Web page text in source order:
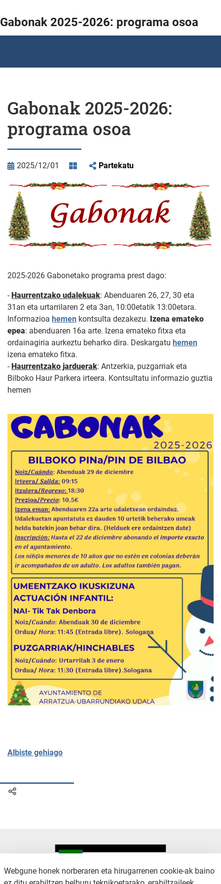
Gabonak 2025-2026: programa osoa
Gabonak 2025-2026:
programa osoa
2025/12/01 Partekatu
2025-2026 Gabonetako programa prest dago:
- Haurrentzako udalekuak: Abenduaren 26, 27, 30 eta
31an eta urtarrilaren 2 eta 3an, 10:00etatik 13:00etara.
Informazioa hemen kontsulta dezakezu. Izena emateko
epea: abenduaren 16a arte. Izena emateko fitxa eta
ordainagiria aurkeztu beharko dira. Deskargatu hemen
izena emateko fitxa.
- Haurrentzako jarduerak: Antzerkia, puzgarriak eta
Bilboko Haur Parkera irteera. Kontsultatu informazio guztia
hemen
Albiste gehiago
Webgune honek norberaren eta hirugarrenen cookie-ak baino